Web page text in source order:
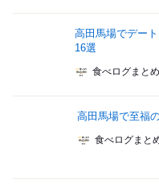
高田馬場でデー
16選
食べログまと
高田馬場で至福
食べログまと